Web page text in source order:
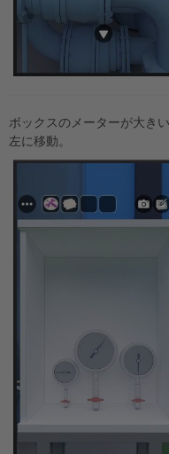
ボックスのメーターが大き
左に移動。